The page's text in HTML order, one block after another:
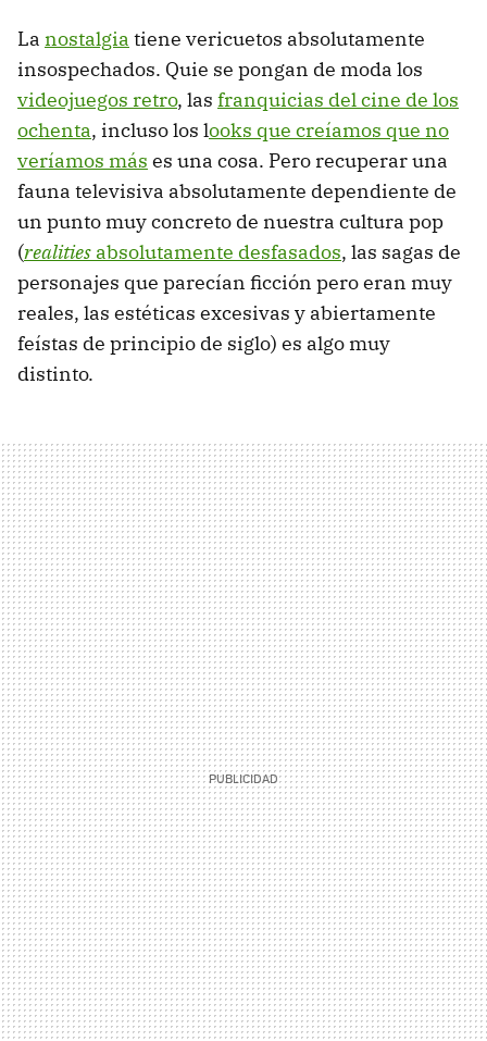
La nostalgia tiene vericuetos absolutamente
insospechados. Quie se pongan de moda los
videojuegos retro, las franquicias del cine de los
ochenta, incluso los looks que creíamos que no
veríamos más es una cosa. Pero recuperar una
fauna televisiva absolutamente dependiente de
un punto muy concreto de nuestra cultura pop
(realities absolutamente desfasados, las sagas de
personajes que parecían ficción pero eran muy
reales, las estéticas excesivas y abiertamente
feístas de principio de siglo) es algo muy
distinto.